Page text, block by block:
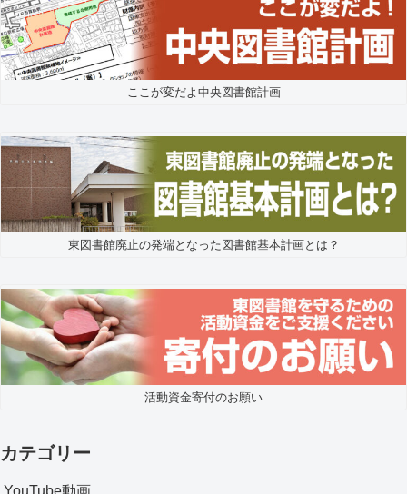
ここが変だよ中央図書館計画
東図書館廃止の発端となった図書館基本計画とは？
活動資金寄付のお願い
カテゴリー
YouTube動画